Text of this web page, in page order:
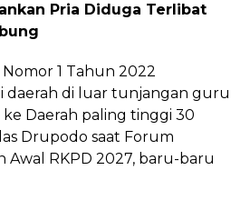
Pria Diduga Terlibat
1 Tahun 2022
daerah di luar tunjangan guru
Daerah paling tinggi 30
Drupodo saat Forum
Awal RKPD 2027, baru-baru